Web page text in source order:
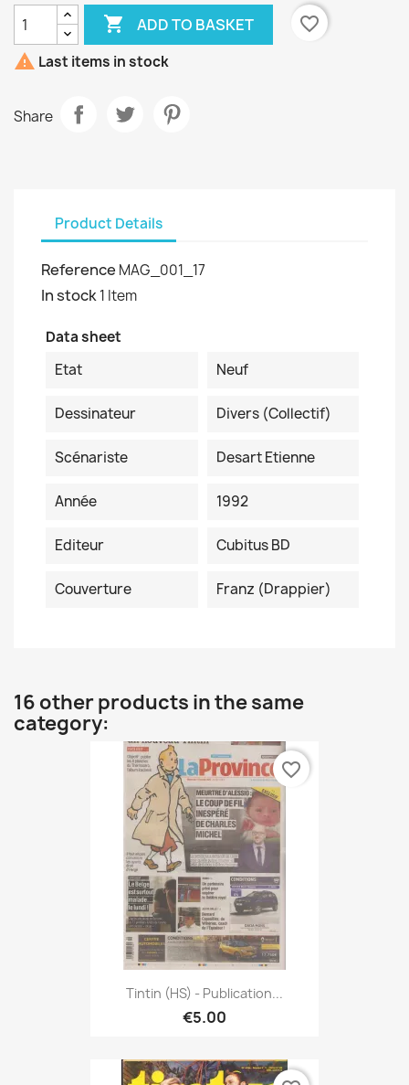
 ADD TO BASKET
favorite_border
 Last items in stock
Share
Product Details
Reference MAG_001_17
In stock1 Item
Data sheet
Etat
Neuf
Dessinateur Divers (collectif)
Scénariste Desart Etienne
Année 1992
Editeur Cubitus BD
Couverture Franz (Drappier)
16 other products in the same
category:
Tintin (HS) - Publication...
€5.00
favorite_border